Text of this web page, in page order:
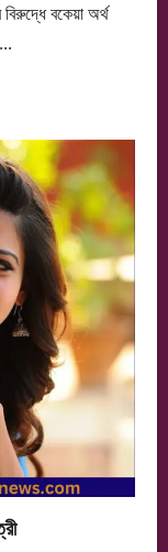
বকেয়া অর্থ